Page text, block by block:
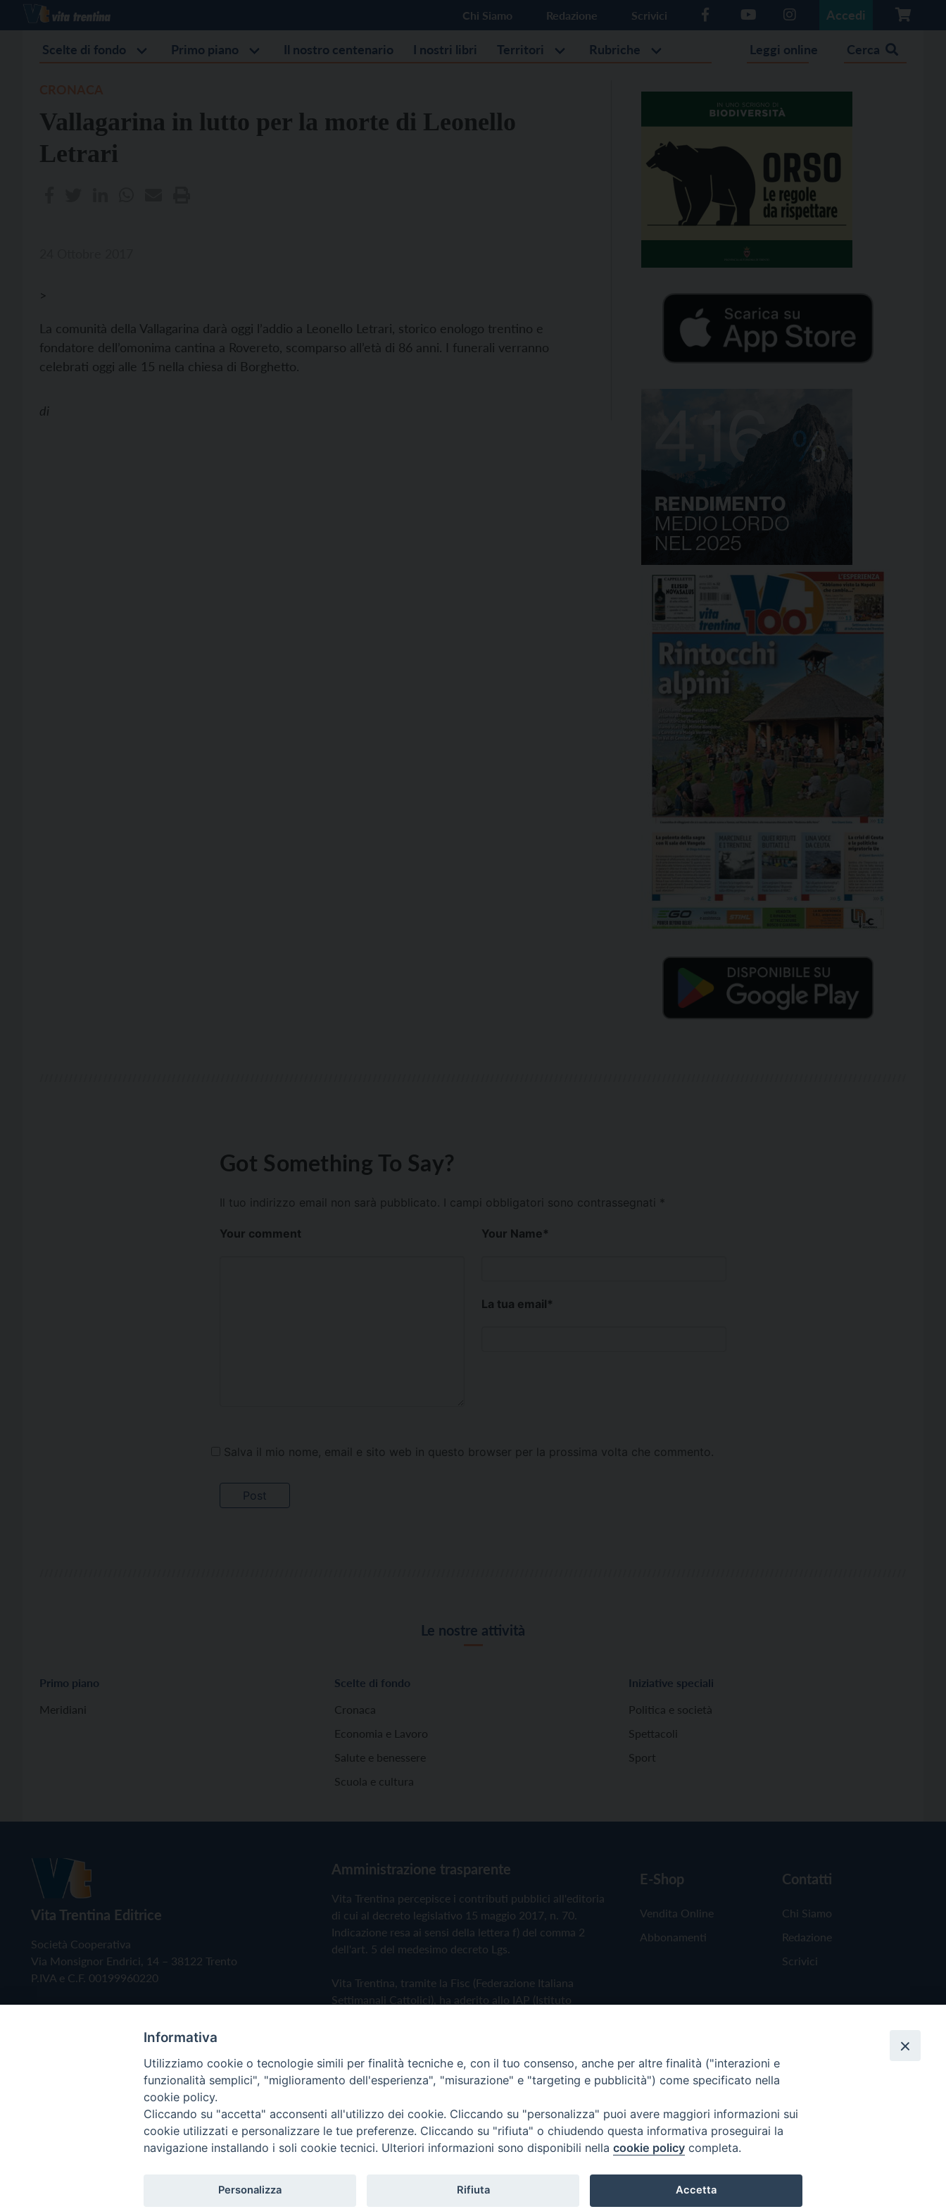
Chi Siamo Redazione Scrivici Accedi
Scelte di fondo Primo piano Il nostro centenario I nostri libri Territori Rubriche Leggi online Cerca
Vallagarina in lutto per la morte di Leonello
Letrari
>
La comunità della Vallagarina darà oggi l’addio a Leonello Letrari, storico enologo trentino e
fondatore dell’omonima cantina a Rovereto, scomparso all’età di 86 anni. I funerali verranno
celebrati oggi alle 15 nella chiesa di Borghetto.
di
Got Something To Say?
Il tuo indirizzo email non sarà pubblicato. I campi obbligatori sono contrassegnati *
Your comment Your Name*
La tua email*
Salva il mio nome, email e sito web in questo browser per la prossima volta che commento.
Le nostre attività
Primo piano
Meridiani
Scelte di fondo
Cronaca
Economia e Lavoro
Salute e benessere
Scuola e cultura
Iniziative speciali
Politica e società
Spettacoli
Sport
Vita Trentina Editrice
Società Cooperativa
Via Monsignor Endrici, 14 – 38122 Trento
P.IVA e C.F. 00199960220
Amministrazione trasparente
Vita Trentina percepisce i contributi pubblici all'editoria
di cui al decreto legislativo 15 maggio 2017, n. 70.
Indicazione resa ai sensi della lettera f) del comma 2
dell'art. 5 del medesimo decreto Lgs.
Vita Trentina, tramite la Fisc (Federazione Italiana
Settimanali Cattolici), ha aderito allo IAP (Istituto
Privacy Policy Cookie Policy
E-Shop
Vendita Online
Abbonamenti
Contatti
Chi Siamo
Redazione
Scrivici
Copyright © 2019 - Tutti i diritti riservati - Vita Trentina Editrice
Informativa
Utilizziamo cookie o tecnologie simili per finalità tecniche e, con il tuo consenso, anche per altre finalità ("interazioni e
funzionalità semplici", "miglioramento dell'esperienza", "misurazione" e "targeting e pubblicità") come specificato nella
cookie policy.
Cliccando su "accetta" acconsenti all'utilizzo dei cookie. Cliccando su "personalizza" puoi avere maggiori informazioni sui
cookie utilizzati e personalizzare le tue preferenze. Cliccando su "rifiuta" o chiudendo questa informativa proseguirai la
navigazione installando i soli cookie tecnici. Ulteriori informazioni sono disponibili nella cookie policy completa.
Personalizza Rifiuta Accetta